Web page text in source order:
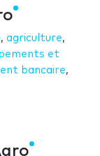
, agriculture,
et
bancaire,